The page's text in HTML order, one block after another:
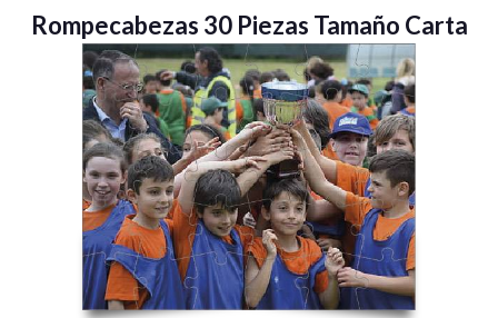
Rompecabezas 30 Piezas Tamaño Carta